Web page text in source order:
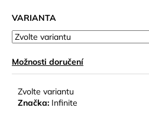
VARIANTA
Možnosti doručení
Zvolte variantu
Značka: Infinite
HLEDAT
D
o